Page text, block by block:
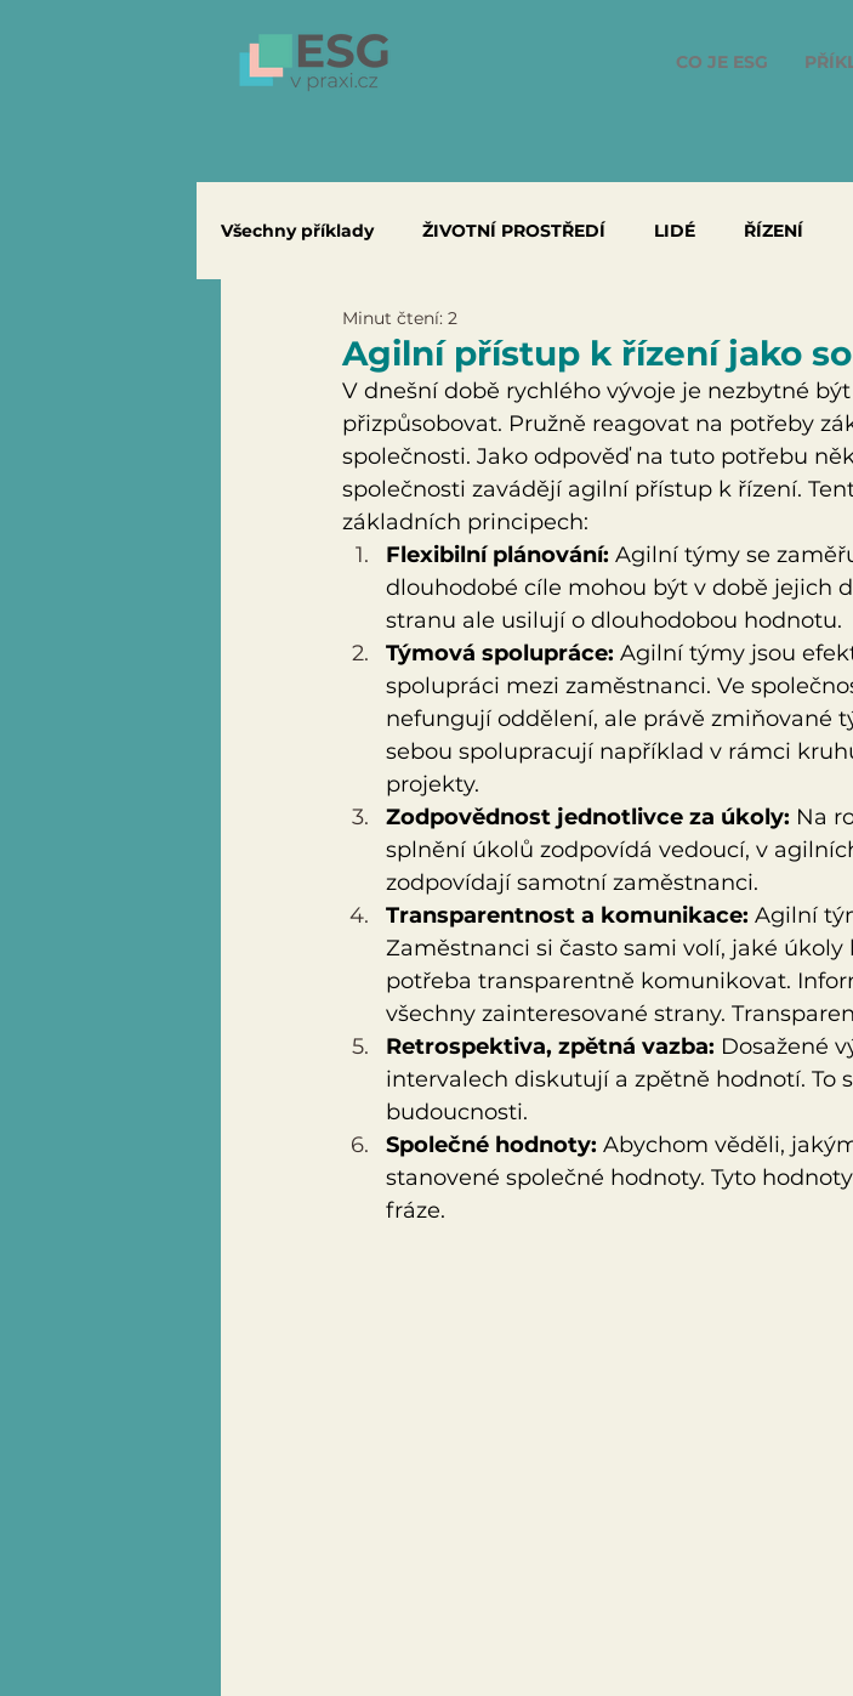
CO JE ESG
Všechny příklady ŽIVOTNÍ PROSTŘEDÍ LIDÉ ŘÍZENÍ
Agilní přístup k řízení jako
Minut čtení: 2
V dnešní době rychlého vývoje je nezbytné
přizpůsobovat. Pružně reagovat na potřeby
společnosti. Jako odpověď na tuto potřebu
společnosti zavádějí agilní přístup k řízení.
základních principech:
Flexibilní plánování: Agilní týmy se
dlouhodobé cíle mohou být v době jejich
stranu ale usilují o dlouhodobou hodnotu.
Týmová spolupráce: Agilní týmy jsou
spolupráci mezi zaměstnanci. Ve
nefungují oddělení, ale právě zmiňované
sebou spolupracují například v rámci
projekty.
Zodpovědnost jednotlivce za úkoly: Na
splnění úkolů zodpovídá vedoucí, v
zodpovídají samotní zaměstnanci.
Transparentnost a komunikace: Agilní
Zaměstnanci si často sami volí, jaké
potřeba transparentně komunikovat.
všechny zainteresované strany.
Retrospektiva, zpětná vazba: Dosažené
intervalech diskutují a zpětně hodnotí. To
budoucnosti.
Společné hodnoty: Abychom věděli,
stanovené společné hodnoty. Tyto
fráze.